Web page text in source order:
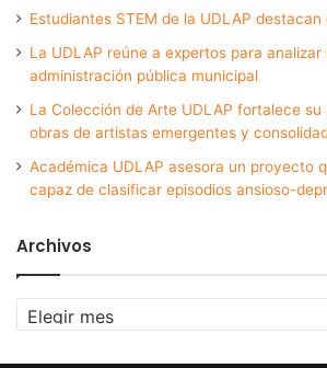
Estudiantes STEM de la UDLAP
La UDLAP reúne a expertos para analizar
administración pública municipal
La Colección de Arte UDLAP fortalece
obras de artistas emergentes y
Académica UDLAP asesora un proyecto
capaz de clasificar episodios ansioso-
Archivos
Archivos